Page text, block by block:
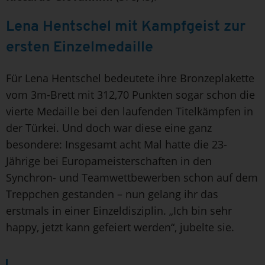
Lena Hentschel mit Kampfgeist zur
ersten Einzelmedaille
Für Lena Hentschel bedeutete ihre Bronzeplakette
vom 3m-Brett mit 312,70 Punkten sogar schon die
vierte Medaille bei den laufenden Titelkämpfen in
der Türkei. Und doch war diese eine ganz
besondere: Insgesamt acht Mal hatte die 23-
Jährige bei Europameisterschaften in den
Synchron- und Teamwettbewerben schon auf dem
Treppchen gestanden – nun gelang ihr das
erstmals in einer Einzeldisziplin. „Ich bin sehr
happy, jetzt kann gefeiert werden“, jubelte sie.